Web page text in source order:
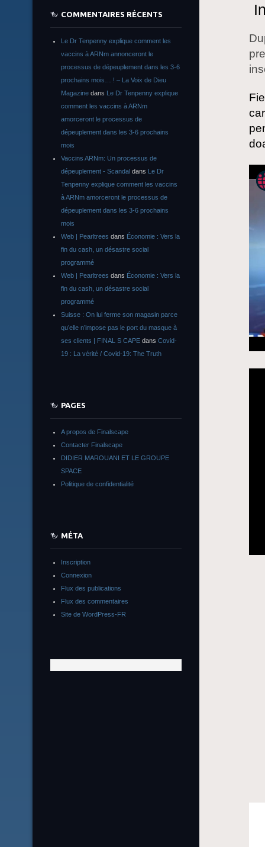
COMMENTAIRES RÉCENTS
Le Dr Tenpenny explique comment les
vaccins à ARNm annonceront le
processus de dépeuplement dans les 3-6
prochains mois… ! – La Voix de Dieu
Magazine dans Le Dr Tenpenny explique
comment les vaccins à ARNm
amorceront le processus de
dépeuplement dans les 3-6 prochains
mois
Vaccins ARNm: Un processus de
dépeuplement - Scandal dans Le Dr
Tenpenny explique comment les vaccins
à ARNm amorceront le processus de
dépeuplement dans les 3-6 prochains
mois
Web | Pearltrees dans Économie : Vers la
fin du cash, un désastre social
programmé
Web | Pearltrees dans Économie : Vers la
fin du cash, un désastre social
programmé
Suisse : On lui ferme son magasin parce
qu’elle n’impose pas le port du masque à
ses clients | FINAL S CAPE dans Covid-
19 : La vérité / Covid-19: The Truth
PAGES
A propos de Finalscape
Contacter Finalscape
DIDIER MAROUANI ET LE GROUPE
SPACE
Politique de confidentialité
MÉTA
Inscription
Connexion
Flux des publications
Flux des commentaires
Site de WordPress-FR